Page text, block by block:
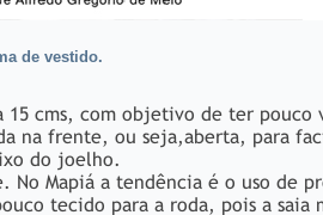
de vestido.
15 cms, com objetivo de ter
na frente, ou seja,aberta, para
do joelho.
No Mapiá a tendência é o uso de
tecido para a roda, pois a saia